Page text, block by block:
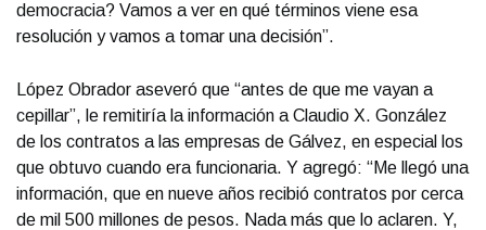
democracia? Vamos a ver en qué términos viene esa
resolución y vamos a tomar una decisión”.
López Obrador aseveró que “antes de que me vayan a
cepillar”, le remitiría la información a Claudio X. González
de los contratos a las empresas de Gálvez, en especial los
que obtuvo cuando era funcionaria. Y agregó: “Me llegó una
información, que en nueve años recibió contratos por cerca
de mil 500 millones de pesos. Nada más que lo aclaren. Y,